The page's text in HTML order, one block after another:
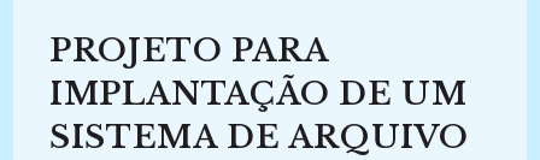
PROJETO PARA
IMPLANTAÇÃO DE UM
SISTEMA DE ARQUIVO